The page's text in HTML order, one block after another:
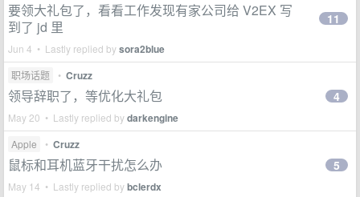
要领大礼包了，看看工作发现有家公司给 V2EX 写
到了 jd 里
Jun 4 • Lastly replied bysora2blue
11
职场话题 • Cruzz
领导辞职了，等优化大礼包
May 20 • Lastly replied bydarkengine
4
Apple • Cruzz
鼠标和耳机蓝牙干扰怎么办
May 14 • Lastly replied bybclerdx
5